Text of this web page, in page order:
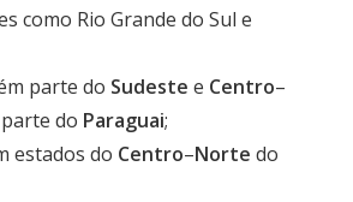
como Rio Grande do Sul e
parte do Sudeste e Centro–
do Paraguai;
estados do Centro–Norte do